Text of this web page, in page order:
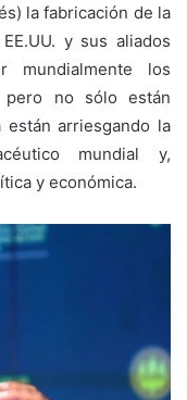
la fabricación de la
y sus aliados
mundialmente los
pero no sólo están
arriesgando la
mundial y,
y económica.